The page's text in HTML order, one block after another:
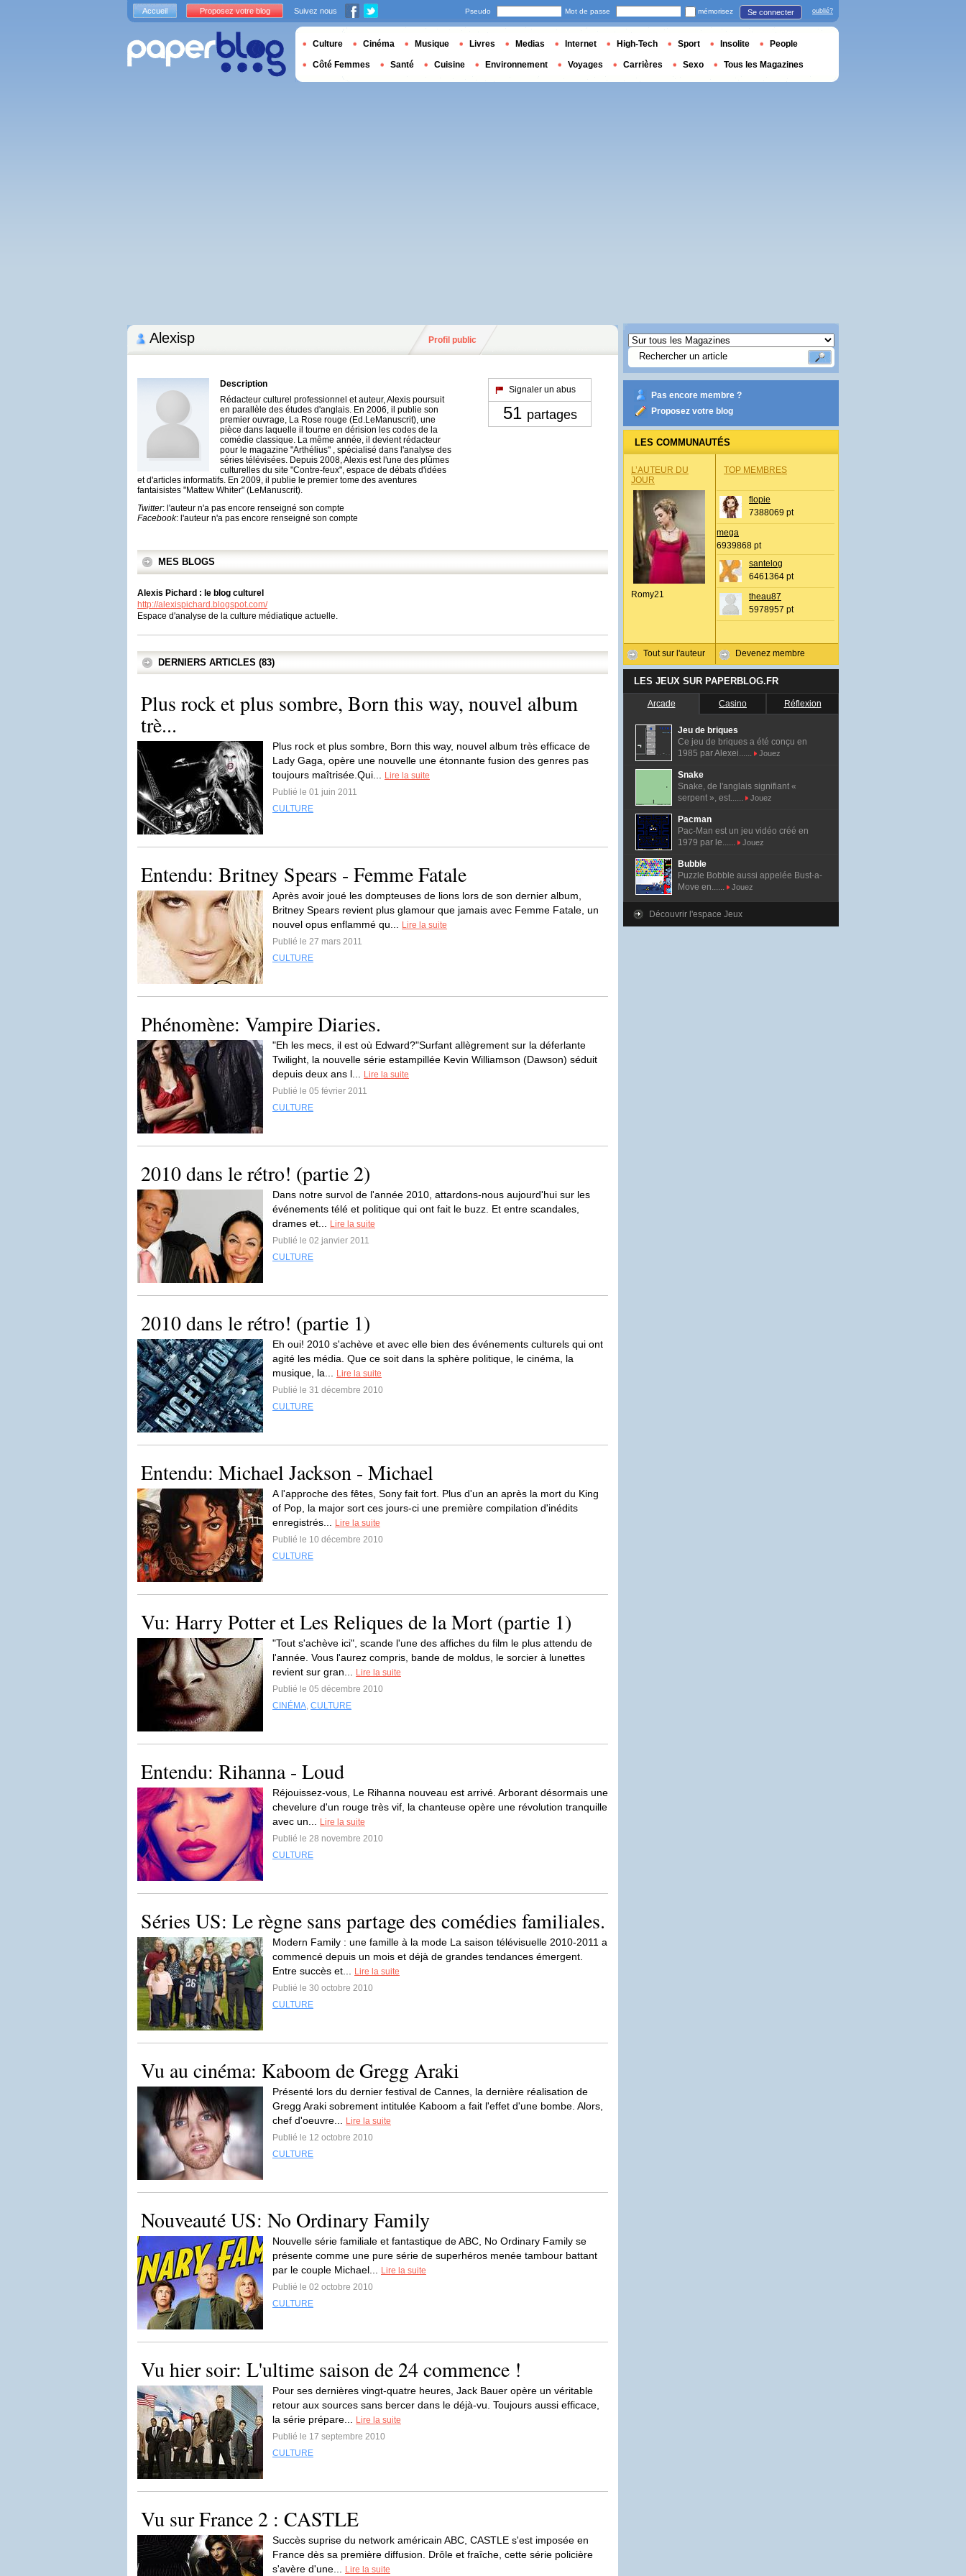
Alexisp Profil public
Description
Rédacteur culturel professionnel et auteur, Alexis poursuit
en parallèle des études d'anglais. En 2006, il publie son
premier ouvrage, La Rose rouge (Ed.LeManuscrit), une
pièce dans laquelle il tourne en dérision les codes de la
comédie classique. La même année, il devient rédacteur
pour le magazine "Arthélius" , spécialisé dans l'analyse des
séries télévisées. Depuis 2008, Alexis est l'une des plûmes
culturelles du site "Contre-feux", espace de débats d'idées
et d'articles informatifs. En 2009, il publie le premier tome des aventures
fantaisistes "Mattew Whiter" (LeManuscrit).
Twitter: l'auteur n'a pas encore renseigné son compte
Facebook: l'auteur n'a pas encore renseigné son compte
Signaler un abus
51 partages
MES BLOGS
Alexis Pichard : le blog culturel
http://alexispichard.blogspot.com/
Espace d'analyse de la culture médiatique actuelle.
DERNIERS ARTICLES (83)
Plus rock et plus sombre, Born this way, nouvel album
trè...
Plus rock et plus sombre, Born this way, nouvel album très efficace de
Lady Gaga, opère une nouvelle une étonnante fusion des genres pas
toujours maîtrisée.Qui...
Lire la suite
Publié le 01 juin 2011
CULTURE
Entendu: Britney Spears - Femme Fatale
Après avoir joué les dompteuses de lions lors de son dernier album,
Britney Spears revient plus glamour que jamais avec Femme Fatale, un
nouvel opus enflammé qu...
Lire la suite
Publié le 27 mars 2011
CULTURE
Phénomène: Vampire Diaries.
"Eh les mecs, il est où Edward?"Surfant allègrement sur la déferlante
Twilight, la nouvelle série estampillée Kevin Williamson (Dawson) séduit
depuis deux ans l...
Lire la suite
Publié le 05 février 2011
CULTURE
2010 dans le rétro! (partie 2)
Dans notre survol de l'année 2010, attardons-nous aujourd'hui sur les
événements télé et politique qui ont fait le buzz. Et entre scandales,
drames et...
Lire la suite
Publié le 02 janvier 2011
CULTURE
2010 dans le rétro! (partie 1)
Eh oui! 2010 s'achève et avec elle bien des événements culturels qui ont
agité les média. Que ce soit dans la sphère politique, le cinéma, la
musique, la...
Lire la suite
Publié le 31 décembre 2010
CULTURE
Entendu: Michael Jackson - Michael
A l'approche des fêtes, Sony fait fort. Plus d'un an après la mort du King
of Pop, la major sort ces jours-ci une première compilation d'inédits
enregistrés...
Lire la suite
Publié le 10 décembre 2010
CULTURE
Vu: Harry Potter et Les Reliques de la Mort (partie 1)
"Tout s'achève ici", scande l'une des affiches du film le plus attendu de
l'année. Vous l'aurez compris, bande de moldus, le sorcier à lunettes
revient sur gran...
Lire la suite
Publié le 05 décembre 2010
CINÉMA, CULTURE
Entendu: Rihanna - Loud
Réjouissez-vous, Le Rihanna nouveau est arrivé. Arborant désormais une
chevelure d'un rouge très vif, la chanteuse opère une révolution tranquille
avec un...
Lire la suite
Publié le 28 novembre 2010
CULTURE
Séries US: Le règne sans partage des comédies familiales.
Modern Family : une famille à la mode La saison télévisuelle 2010-2011 a
commencé depuis un mois et déjà de grandes tendances émergent.
Entre succès et...
Lire la suite
Publié le 30 octobre 2010
CULTURE
Vu au cinéma: Kaboom de Gregg Araki
Présenté lors du dernier festival de Cannes, la dernière réalisation de
Gregg Araki sobrement intitulée Kaboom a fait l'effet d'une bombe. Alors,
chef d'oeuvre...
Lire la suite
Publié le 12 octobre 2010
CULTURE
Nouveauté US: No Ordinary Family
Nouvelle série familiale et fantastique de ABC, No Ordinary Family se
présente comme une pure série de superhéros menée tambour battant
par le couple Michael...
Lire la suite
Publié le 02 octobre 2010
CULTURE
Vu hier soir: L'ultime saison de 24 commence !
Pour ses dernières vingt-quatre heures, Jack Bauer opère un véritable
retour aux sources sans bercer dans le déjà-vu. Toujours aussi efficace,
la série prépare...
Lire la suite
Publié le 17 septembre 2010
CULTURE
Vu sur France 2 : CASTLE
Succès suprise du network américain ABC, CASTLE s'est imposée en
France dès sa première diffusion. Drôle et fraîche, cette série policière
s'avère d'une...
Lire la suite
Pas encore membre ?
Proposez votre blog
LES COMMUNAUTÉS
L’AUTEUR DU
JOUR
Romy21
Tout sur l'auteur
TOP MEMBRES
flopie
7388069 pt
mega
6939868 pt
santelog
6461364 pt
theau87
5978957 pt
Devenez membre
LES JEUX SUR PAPERBLOG.FR
Arcade Casino Réflexion
Jeu de briques
Ce jeu de briques a été conçu en
1985 par Alexei......
Jouez
Snake
Snake, de l'anglais signifiant «
serpent », est......
Jouez
Pacman
Pac-Man est un jeu vidéo créé en
1979 par le......
Jouez
Bubble
Puzzle Bobble aussi appelée Bust-a-
Move en......
Jouez
Découvrir l'espace Jeux
Accueil Proposez votre blog Suivez nous Pseudo Mot de passe mémorisez Se connecter oublié?
Culture Cinéma Musique Livres Medias Internet High-Tech Sport Insolite People
Côté Femmes Santé Cuisine Environnement Voyages Carrières Sexo Tous les Magazines